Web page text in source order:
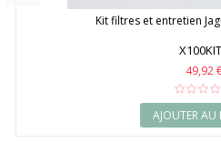
Kit filtres et entretien
49,92
AJOUTER AU